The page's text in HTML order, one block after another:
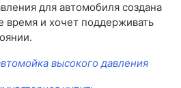
для автомобиля создана
время и хочет поддерживать
высокого давления